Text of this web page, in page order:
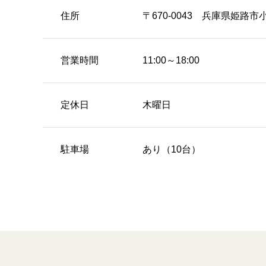
住所 〒670-0043 兵庫県姫路市
営業時間 11:00～18:00
定休日 木曜日
駐車場 あり（10台）